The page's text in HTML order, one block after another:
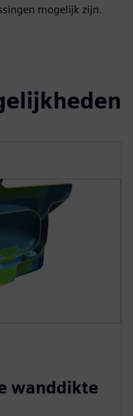
mogelijk zijn.
wanddikte